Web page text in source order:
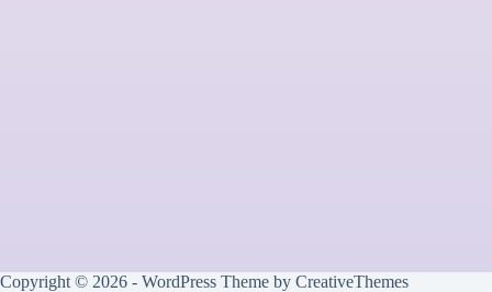
Copyright © 2026 - WordPress Theme by CreativeThemes